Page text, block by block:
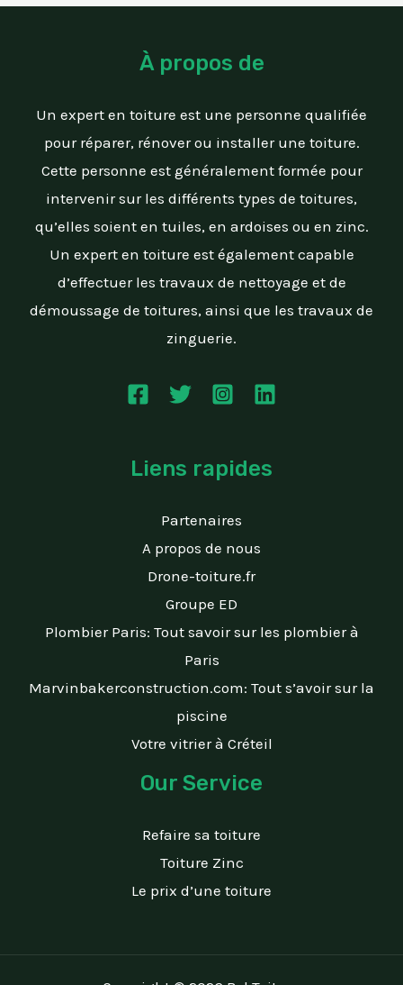
À propos de
Un expert en toiture est une personne qualifiée
pour réparer, rénover ou installer une toiture.
Cette personne est généralement formée pour
intervenir sur les différents types de toitures,
qu’elles soient en tuiles, en ardoises ou en zinc.
Un expert en toiture est également capable
d’effectuer les travaux de nettoyage et de
démoussage de toitures, ainsi que les travaux de
zinguerie.
Liens rapides
Partenaires
A propos de nous
Drone-toiture.fr
Groupe ED
Plombier Paris: Tout savoir sur les plombier à
Paris
Marvinbakerconstruction.com: Tout s’avoir sur la
piscine
Votre vitrier à Créteil
Our Service
Refaire sa toiture
Toiture Zinc
Le prix d’une toiture